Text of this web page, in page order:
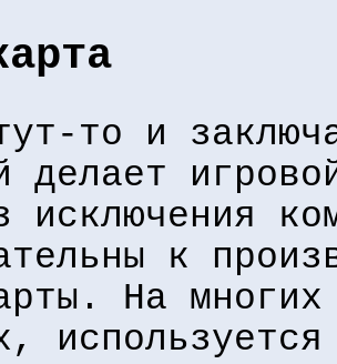
то и
делает
исключения
к
На